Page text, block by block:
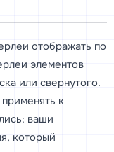
отображать по
элементов
или свернутого.
к
ваши
который